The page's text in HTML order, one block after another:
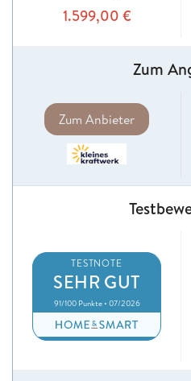
1.599,00 €
Zum
Zum Anbieter
TESTNOTE
SEHR GUT
91/100 Punkte • 07/2026